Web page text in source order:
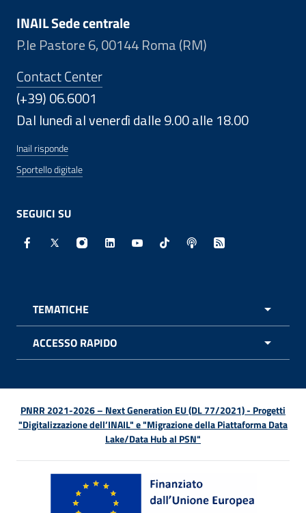
INAIL Sede centrale
P.le Pastore 6, 00144 Roma (RM)
Contact Center
(+39) 06.6001
Dal lunedì al venerdì dalle 9.00 alle 18.00
Inail risponde
Sportello digitale
SEGUICI SU
Facebook - Sito esterno - Apertura in nuova finestra
X - Sito esterno - Apertura in nuova finestra
Instagram - Sito esterno - Apertura in
Linkedin - Sito esterno - Apertura in
Youtube - Sito esterno -
TikTok - Sito esterno -
Spreaker - Sito
Feed RSS -
TEMATICHE
ACCESSO RAPIDO
PNRR 2021-2026 – Next Generation EU (DL 77/2021) - Progetti
"Digitalizzazione dell’INAIL" e "Migrazione della Piattaforma Data
Lake/Data Hub al PSN"